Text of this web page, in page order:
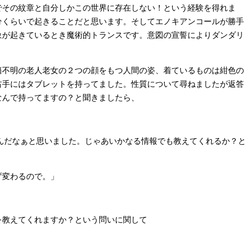
の紋章と自分しかこの世界に存在しない！という経験を得れま
らいで起きることだと思います。そしてエノキアンコールが勝手
起きているとき魔術的トランスです。意図の宣誓によりダンダリ
明の老人老女の２つの顔をもつ人間の姿、着ているものは紺色の
にはタブレットを持ってました。性質について尋ねましたが返答
で持ってますの？と聞きましたら、
だなぁと思いました。じゃあいかなる情報でも教えてくれるか？と
わるので。」
えてくれますか？という問いに関して